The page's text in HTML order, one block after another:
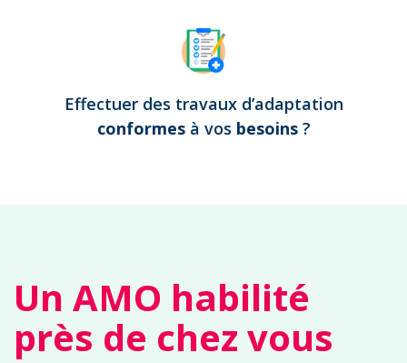
Effectuer des travaux d’adaptation
conformes à vos besoins ?
Un AMO habilité
près de chez vous